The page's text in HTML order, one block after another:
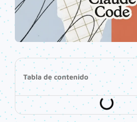
Tabla de contenido